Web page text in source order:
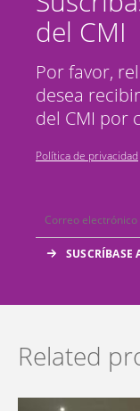
del CMI
Por favor,
desea
del CMI por
Política de privacidad
Related